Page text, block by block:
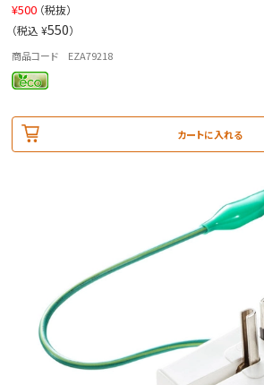
¥500 （税抜）
（税込 ¥550）
商品コード EZA79218
カートに入れる